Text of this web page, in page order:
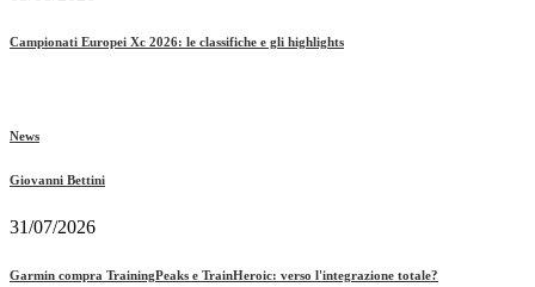
Campionati Europei Xc 2026: le classifiche e gli highlights
News
Giovanni Bettini
31/07/2026
Garmin compra TrainingPeaks e TrainHeroic: verso l'integrazione totale?